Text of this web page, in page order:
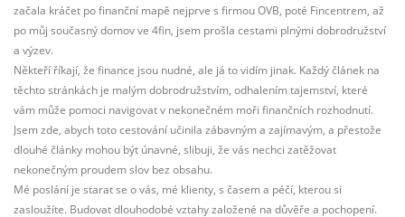
začala kráčet po finanční mapě nejprve s firmou OVB, poté Fincentrem, až
po můj současný domov ve 4fin, jsem prošla cestami plnými dobrodružství
a výzev.
Někteří říkají, že finance jsou nudné, ale já to vidím jinak. Každý článek na
těchto stránkách je malým dobrodružstvím, odhalením tajemství, které
vám může pomoci navigovat v nekonečném moři finančních rozhodnutí.
Jsem zde, abych toto cestování učinila zábavným a zajímavým, a přestože
dlouhé články mohou být únavné, slibuji, že vás nechci zatěžovat
nekonečným proudem slov bez obsahu.
Mé poslání je starat se o vás, mé klienty, s časem a péčí, kterou si
zasloužíte. Budovat dlouhodobé vztahy založené na důvěře a pochopení.